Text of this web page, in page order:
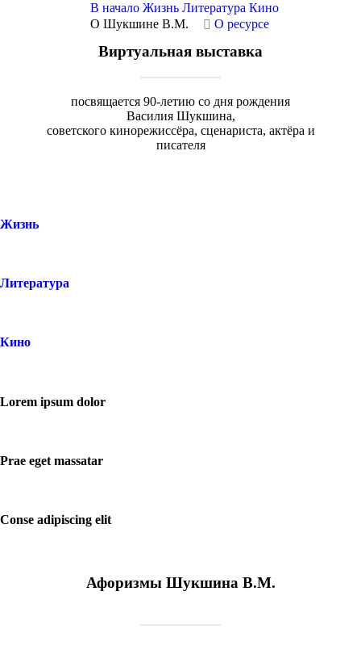
В начало Жизнь Литература Кино
О Шукшине В.М.
О ресурсе
Виртуальная выставка
посвящается 90-летию со дня рождения
Василия Шукшина,
советского кинорежиссёра, сценариста, актёра и
писателя
Жизнь
Литература
Кино
Lorem ipsum dolor
Prae eget massatar
Conse adipiscing elit
Афоризмы Шукшина В.М.